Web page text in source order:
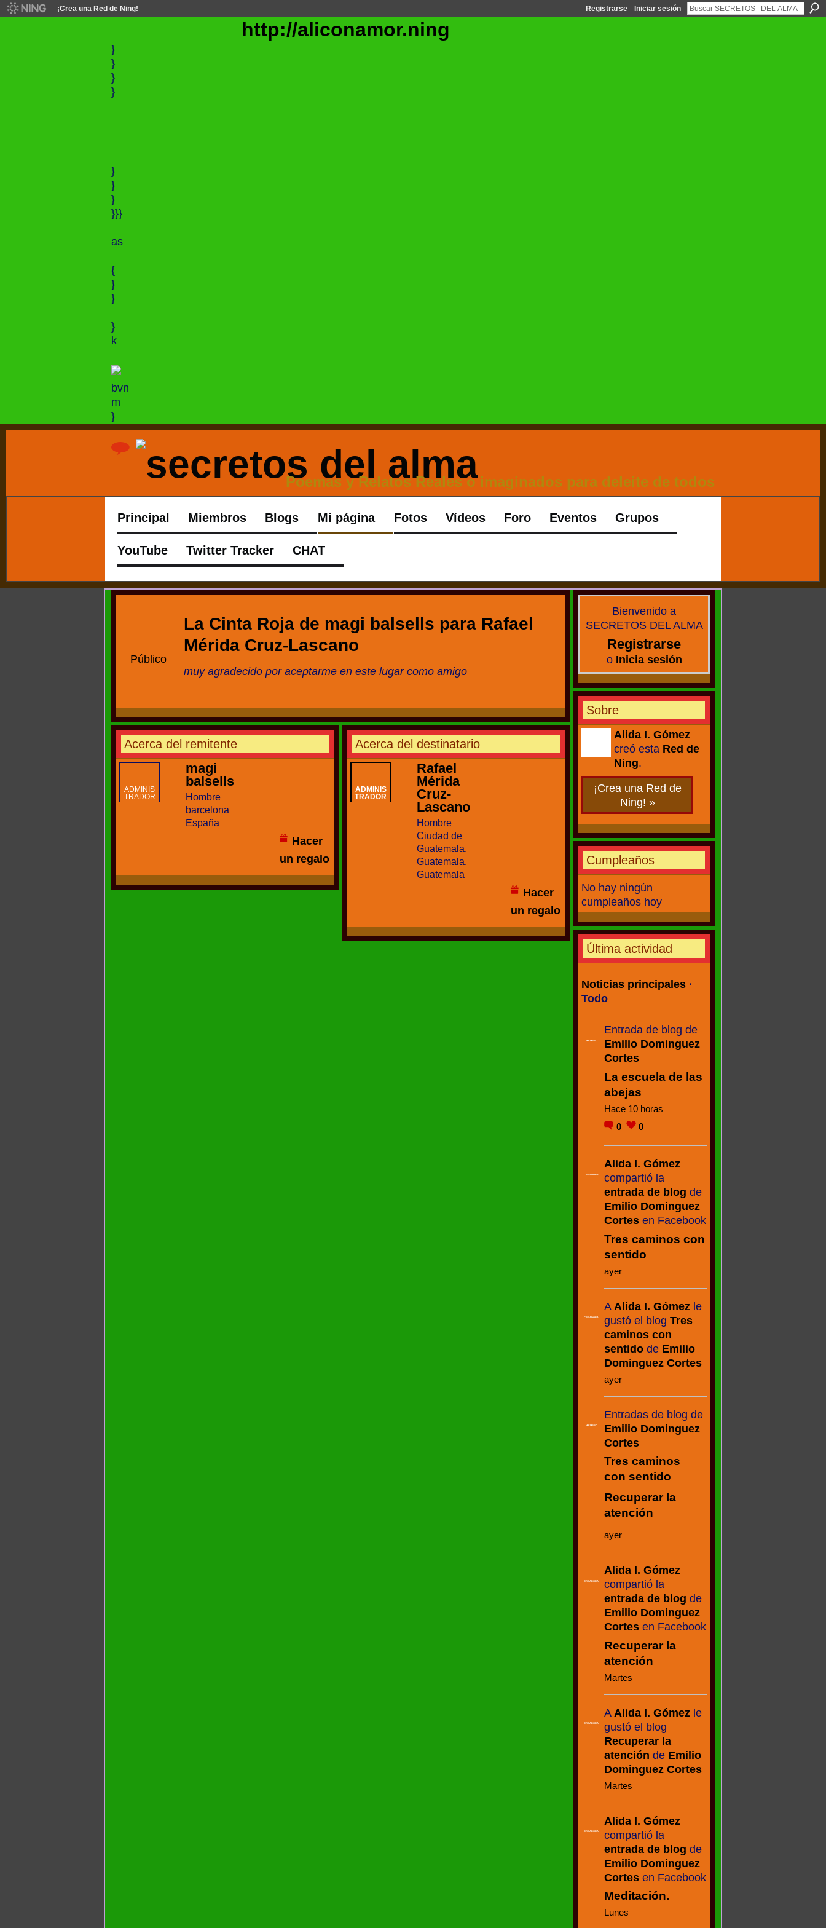
¡Crea una Red de Ning! Registrarse Iniciar sesión
http://aliconamor.ning
}
}
}
}
}
}
}
}}}
as
{
}
}
}
k
bvn
m
}
Poemas y Relatos Reales o imaginados para deleite de todos
Principal Miembros Blogs Mi página Fotos Vídeos Foro Eventos Grupos
YouTube Twitter Tracker CHAT
Público
La Cinta Roja de magi balsells para Rafael
Mérida Cruz-Lascano
muy agradecido por aceptarme en este lugar como amigo
Acerca del remitente
ADMINIS
TRADOR
magi
balsells
Hombre
barcelona
España
Hacer
un regalo
Acerca del destinatario
ADMINIS
TRADOR
-
Rafael
Mérida
Cruz-
Lascano
Hombre
Ciudad de
Guatemala.
Guatemala.
Guatemala
Hacer
un regalo
Bienvenido a
SECRETOS DEL ALMA
Registrarse
o Inicia sesión
Sobre
Alida I. Gómez
creó esta Red de
Ning.
¡Crea una Red de
Ning! »
Cumpleaños
No hay ningún
cumpleaños hoy
Última actividad
Noticias principales ·
Todo
MIEMBRO
Entrada de blog de
Emilio Dominguez
Cortes
La escuela de las
abejas
Hace 10 horas
0
0
CREADORA
Alida I. Gómez
compartió la
entrada de blog de
Emilio Dominguez
Cortes en Facebook
Tres caminos con
sentido
ayer
CREADORA
A Alida I. Gómez le
gustó el blog Tres
caminos con
sentido de Emilio
Dominguez Cortes
ayer
MIEMBRO
Entradas de blog de
Emilio Dominguez
Cortes
Tres caminos
con sentido
Recuperar la
atención
ayer
CREADORA
Alida I. Gómez
compartió la
entrada de blog de
Emilio Dominguez
Cortes en Facebook
Recuperar la
atención
Martes
CREADORA
A Alida I. Gómez le
gustó el blog
Recuperar la
atención de Emilio
Dominguez Cortes
Martes
CREADORA
Alida I. Gómez
compartió la
entrada de blog de
Emilio Dominguez
Cortes en Facebook
Meditación.
Lunes